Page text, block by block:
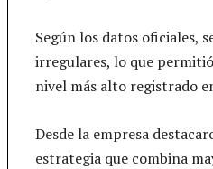
Según los datos oficiales,
irregulares, lo que
nivel más alto registrado
Desde la empresa
estrategia que combina